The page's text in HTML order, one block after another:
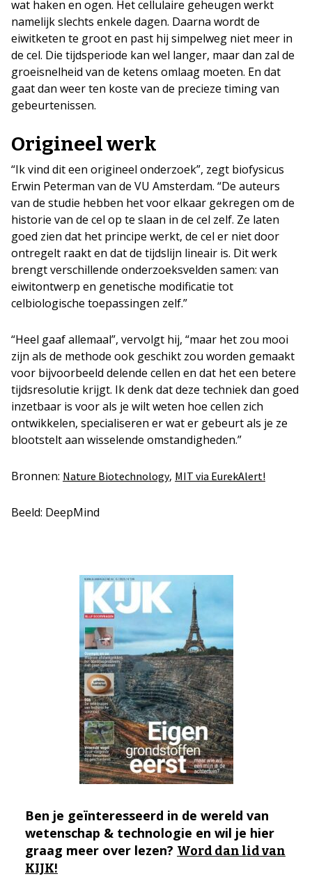
wat haken en ogen. Het cellulaire geheugen werkt
namelijk slechts enkele dagen. Daarna wordt de
eiwitketen te groot en past hij simpelweg niet meer in
de cel. Die tijdsperiode kan wel langer, maar dan zal de
groeisnelheid van de ketens omlaag moeten. En dat
gaat dan weer ten koste van de precieze timing van
gebeurtenissen.
Origineel werk
“Ik vind dit een origineel onderzoek”, zegt biofysicus
Erwin Peterman van de VU Amsterdam. “De auteurs
van de studie hebben het voor elkaar gekregen om de
historie van de cel op te slaan in de cel zelf. Ze laten
goed zien dat het principe werkt, de cel er niet door
ontregelt raakt en dat de tijdslijn lineair is. Dit werk
brengt verschillende onderzoeksvelden samen: van
eiwitontwerp en genetische modificatie tot
celbiologische toepassingen zelf.”
“Heel gaaf allemaal”, vervolgt hij, “maar het zou mooi
zijn als de methode ook geschikt zou worden gemaakt
voor bijvoorbeeld delende cellen en dat het een betere
tijdsresolutie krijgt. Ik denk dat deze techniek dan goed
inzetbaar is voor als je wilt weten hoe cellen zich
ontwikkelen, specialiseren er wat er gebeurt als je ze
blootstelt aan wisselende omstandigheden.”
Bronnen: Nature Biotechnology, MIT via EurekAlert!
Beeld: DeepMind
Ben je geïnteresseerd in de wereld van
wetenschap & technologie en wil je hier
graag meer over lezen? Word dan lid van
KIJK!